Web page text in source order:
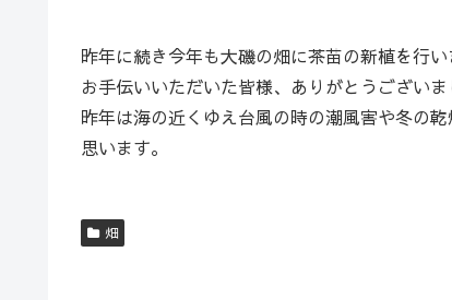
昨年に続き今年も大磯の畑に茶苗の新植を行い
お手伝いいただいた皆様、ありがとうございま
昨年は海の近くゆえ台風の時の潮風害や冬の
思います。
畑